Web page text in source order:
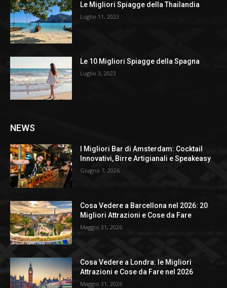
Le Migliori Spiagge della Thailandia
Luglio 11, 2023
Le 10 Migliori Spiagge della Spagna
Luglio 3, 2023
NEWS
I Migliori Bar di Amsterdam: Cocktail
Innovativi, Birre Artigianali e Speakeasy
Giugno 7, 2026
Cosa Vedere a Barcellona nel 2026: 20
Migliori Attrazioni e Cose da Fare
Maggio 31, 2026
Cosa Vedere a Londra: le Migliori
Attrazioni e Cose da Fare nel 2026
Maggio 31, 2026